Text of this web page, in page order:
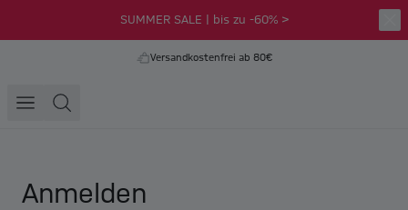
SUMMER SALE | bis zu -60% >
Versandkostenfrei ab 80€
Anmelden